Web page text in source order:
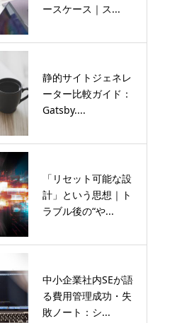
ースケース｜ス...
静的サイトジェネレ
ーター比較ガイド：
Gatsby....
「リセット可能な設
計」という思想｜ト
ラブル後の“や...
中小企業社内SEが語
る費用管理成功・失
敗ノート：シ...